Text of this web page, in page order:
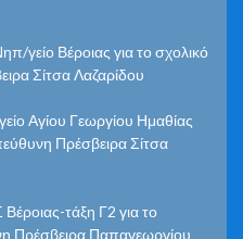
γείο Βέροιας για το σχολικό
Σίτσα Λαζαρίδου
Αγίου Γεωργίου Ημαθίας
Πρέσβειρα Σίτσα
τάξη Γ2 για το
Πρέσβειρα Παπαγεωργίου